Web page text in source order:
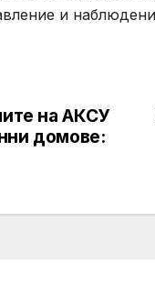
и
на АКСУ
домове: